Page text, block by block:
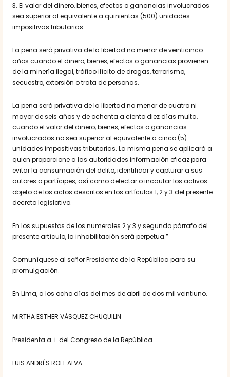
3. El valor del dinero, bienes, efectos o ganancias involucrados
sea superior al equivalente a quinientas (500) unidades
impositivas tributarias.
La pena será privativa de la libertad no menor de veinticinco
años cuando el dinero, bienes, efectos o ganancias provienen
de la minería ilegal, tráfico ilícito de drogas, terrorismo,
secuestro, extorsión o trata de personas.
La pena será privativa de la libertad no menor de cuatro ni
mayor de seis años y de ochenta a ciento diez días multa,
cuando el valor del dinero, bienes, efectos o ganancias
involucrados no sea superior al equivalente a cinco (5)
unidades impositivas tributarias. La misma pena se aplicará a
quien proporcione a las autoridades información eficaz para
evitar la consumación del delito, identificar y capturar a sus
autores o partícipes, así como detectar o incautar los activos
objeto de los actos descritos en los artículos 1, 2 y 3 del presente
decreto legislativo.
En los supuestos de los numerales 2 y 3 y segundo párrafo del
presente artículo, la inhabilitación será perpetua.”
Comuníquese al señor Presidente de la República para su
promulgación.
En Lima, a los ocho días del mes de abril de dos mil veintiuno.
MIRTHA ESTHER VÁSQUEZ CHUQUILIN
Presidenta a. i. del Congreso de la República
LUIS ANDRÉS ROEL ALVA